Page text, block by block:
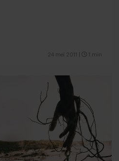
24 mei 2011 1 min